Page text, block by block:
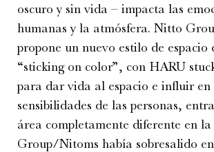
oscuro y sin vida – impacta las
humanas y la atmósfera. Nitto
propone un nuevo estilo de espacio
“sticking on color”, con HARU
para dar vida al espacio e influir en
sensibilidades de las personas,
área completamente diferente en
Group/Nitoms había sobresalido